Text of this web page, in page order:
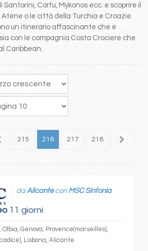
Corfu, Mykonos ecc. e scoprire il
o le città della Turchia e Croazie.
un itinerario affascinante che è
con le compagnia Costa Crociere che
Caribbean.
215 216 217 218
11 giorni
daAlicantecon MSC Sinfonia
Genova, Provence(marseilles),
Lisbona, Alicante